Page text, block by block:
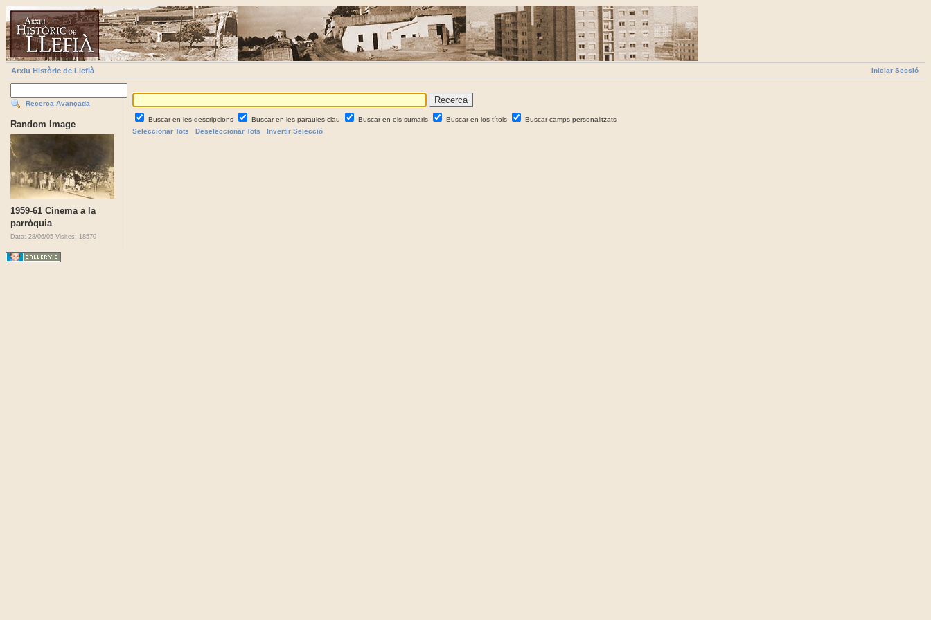
Iniciar Sessió
Arxiu Històric de Llefià
Recerca Avançada
Random Image
1959-61 Cinema a la
parròquia
Data: 28/06/05 Visites: 18570
Buscar en les descripcions Buscar en les paraules clau Buscar en els sumaris Buscar en los títols
Buscar camps personalitzats
Seleccionar Tots
Deseleccionar Tots Invertir Selecció